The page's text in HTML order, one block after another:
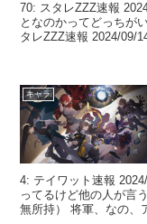
70: スタレZZZ速報
となのかってどっちが
タレZZZ速報 2024/09/
キャラ
4: テイワット速報
ってるけど他の人が言
無所持） 将軍、なの、